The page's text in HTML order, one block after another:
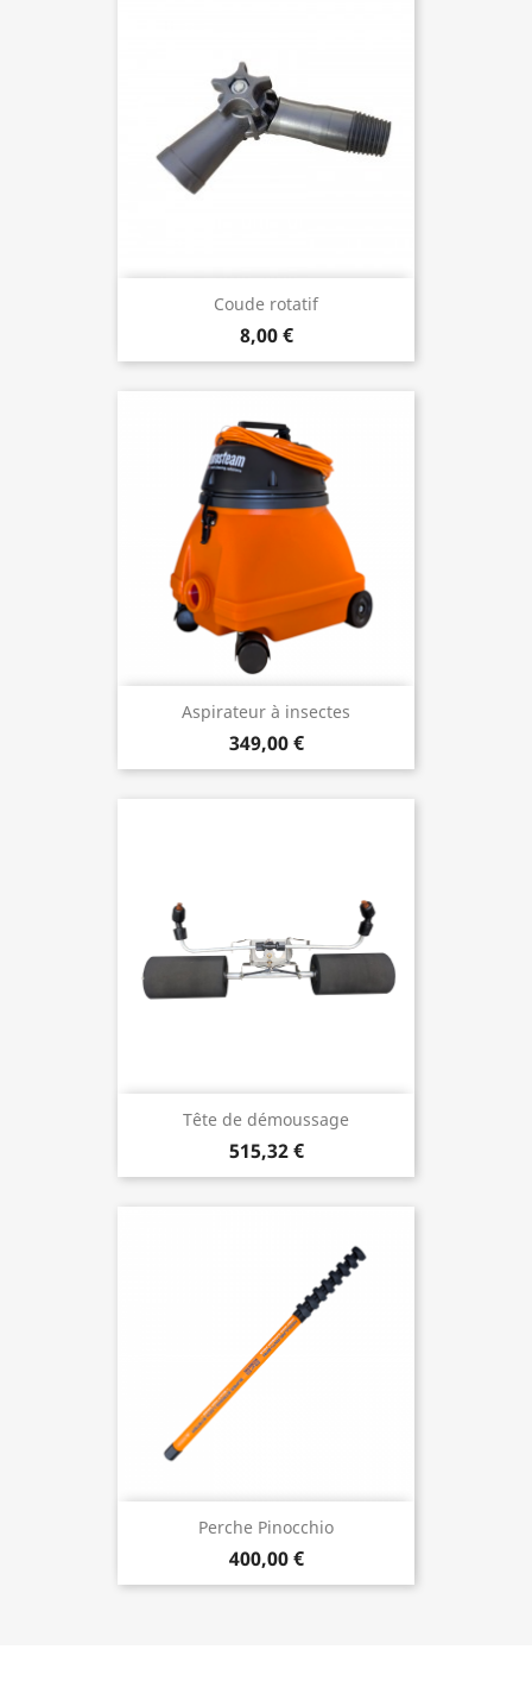
Coude rotatif
8,00 €
Aspirateur à insectes
349,00 €
Tête de démoussage
515,32 €
Perche Pinocchio
400,00 €